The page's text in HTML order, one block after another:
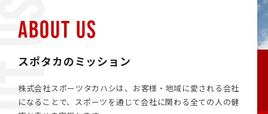
ABOUT US
スポタカのミッション
株式会社スポーツタカハシは、お客様・地域に愛される会社
になることで、スポーツを通じて会社に関わる全ての人の健